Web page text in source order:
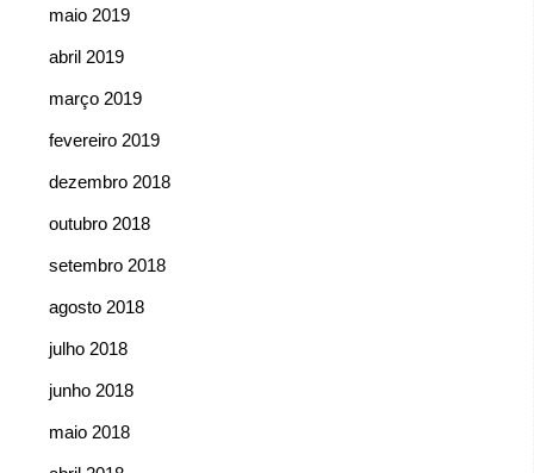
maio 2019
abril 2019
março 2019
fevereiro 2019
dezembro 2018
outubro 2018
setembro 2018
agosto 2018
julho 2018
junho 2018
maio 2018